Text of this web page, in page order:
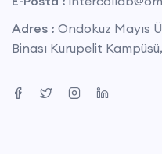
Adres : Ondokuz Mayıs
Binası Kurupelit